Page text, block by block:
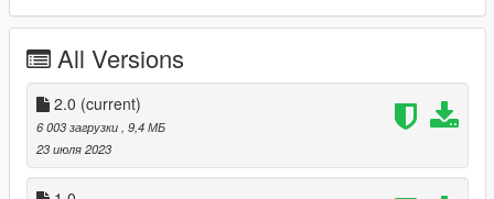
All Versions
2.0 (current)
6 003 загрузки , 9,4 МБ
23 июля 2023